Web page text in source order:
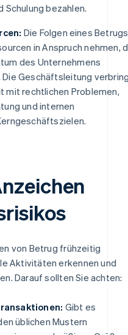
Schulung bezahlen.
Die Folgen eines Betrugs
in Anspruch nehmen,
des Unternehmens
Geschäftsleitung
mit rechtlichen Problemen,
und internen
von Betrug frühzeitig
Aktivitäten erkennen und
Darauf sollten Sie achten:
Gibt es
üblichen Mustern